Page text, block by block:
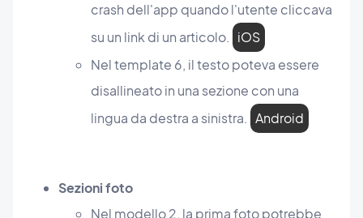
crash dell'app quando l'utente cliccava
su un link di un articolo. iOS
Nel template 6, il testo poteva essere
disallineato in una sezione con una
lingua da destra a sinistra. Android
Sezioni foto
Nel modello 2, la prima foto potrebbe